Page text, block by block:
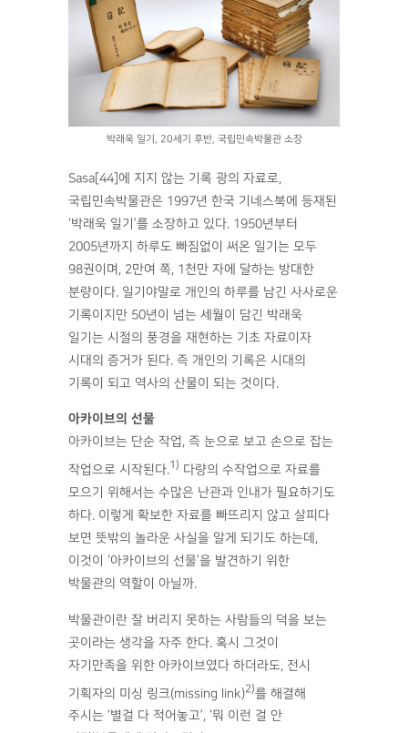
박래욱 일기, 20세기 후반, 국립민속박물관 소장
Sasa[44]에 지지 않는 기록 광의 자료로,
국립민속박물관은 1997년 한국 기네스북에 등재된
‘박래욱 일기’를 소장하고 있다. 1950년부터
2005년까지 하루도 빠짐없이 써온 일기는 모두
98권이며, 2만여 쪽, 1천만 자에 달하는 방대한
분량이다. 일기야말로 개인의 하루를 남긴 사사로운
기록이지만 50년이 넘는 세월이 담긴 박래욱
일기는 시절의 풍경을 재현하는 기초 자료이자
시대의 증거가 된다. 즉 개인의 기록은 시대의
기록이 되고 역사의 산물이 되는 것이다.
아카이브의 선물
아카이브는 단순 작업, 즉 눈으로 보고 손으로 잡는
작업으로 시작된다.1) 다량의 수작업으로 자료를
모으기 위해서는 수많은 난관과 인내가 필요하기도
하다. 이렇게 확보한 자료를 빠뜨리지 않고 살피다
보면 뜻밖의 놀라운 사실을 알게 되기도 하는데,
이것이 ‘아카이브의 선물’을 발견하기 위한
박물관의 역할이 아닐까.
박물관이란 잘 버리지 못하는 사람들의 덕을 보는
곳이라는 생각을 자주 한다. 혹시 그것이
자기만족을 위한 아카이브였다 하더라도, 전시
기획자의 미싱 링크(missing link)2)를 해결해
주시는 ‘별걸 다 적어놓고’, ‘뭐 이런 걸 안